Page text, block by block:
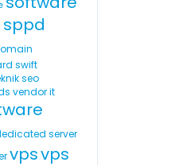
sppd
swift
seo
vendor it
server
vpsvps